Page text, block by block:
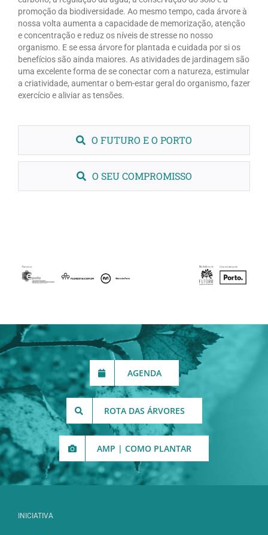
promoção da biodiversidade. Ao mesmo tempo, cada árvore à
nossa volta aumenta a capacidade de memorização, atenção
e concentração e reduz os níveis de stresse no nosso
organismo. E se essa árvore for plantada e cuidada por si os
benefícios são ainda maiores. As atividades de jardinagem são
uma excelente forma de se conectar com a natureza, estimular
a criatividade, aumentar o bem-estar geral do organismo, fazer
exercício e aliviar as tensões.
O FUTURO E O PORTO
O SEU COMPROMISSO
AGENDA
ROTA DAS ÁRVORES
AMP | COMO PLANTAR
INICIATIVA